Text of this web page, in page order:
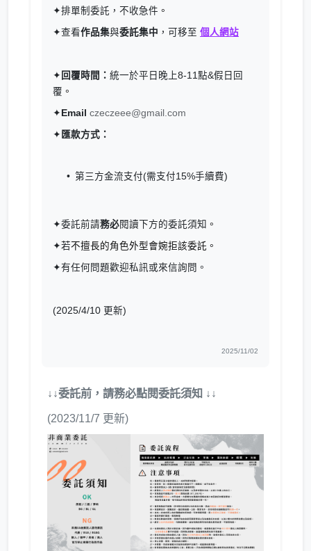
✦排單制委託，不收急件 。
✦查看作品集與委託集中 ，可移至 個人網站
✦ 回覆時間： 統一於平日晚上8-11點&假日回
覆 。
✦Email czeczeee@gmail.com
✦ 匯款方式：
第三方金流支付(需支付15%手續費)
✦委託前請務必閱讀下方的委託須知 。
✦若不擅長的角色外型會婉拒該委託。
✦有任何問題歡迎私訊或來信詢問。
(2025/4/10 更新)
2025/11/02
↓↓委託前，請務必點閱委託須知 ↓↓
(2023/11/7 更新)